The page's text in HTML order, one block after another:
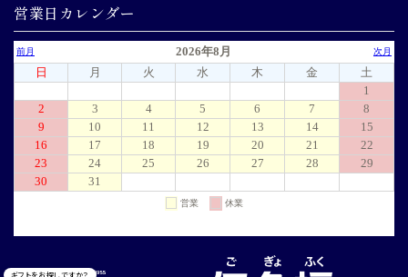
営業日カレンダー
ギフトをお探しですか？